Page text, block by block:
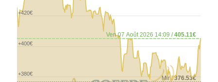
Min:376.53€
Ven 07 Août 2026 14:09 /405.11€
+380€
+400€
+420€